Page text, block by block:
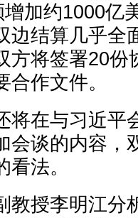
加约1000亿
边结算几乎全
方将签署20份
作文件。
将在与习近平
会谈的内容，
法。
教授李明江分